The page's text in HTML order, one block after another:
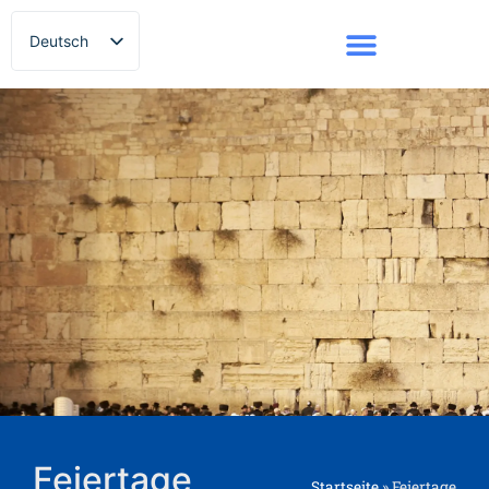
Deutsch
Русский
Feiertage